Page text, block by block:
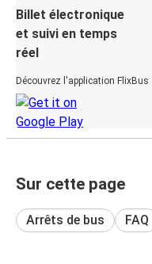
Billet électronique
et suivi en temps
réel
Découvrez l'application FlixBus
Sur cette page
Arrêts de bus FAQ